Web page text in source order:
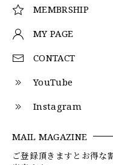
MEMBRSHIP
MY PAGE
CONTACT
YouTube
Instagram
MAIL MAGAZINE
ご登録頂きますとお得な